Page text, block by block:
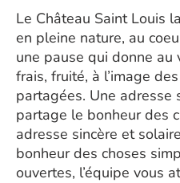
Le Château Saint Louis
en pleine nature, au
une pause qui donne
frais, fruité, à l’image
partagées. Une adresse
partage le bonheur des
adresse sincère et
bonheur des choses
ouvertes, l’équipe vous